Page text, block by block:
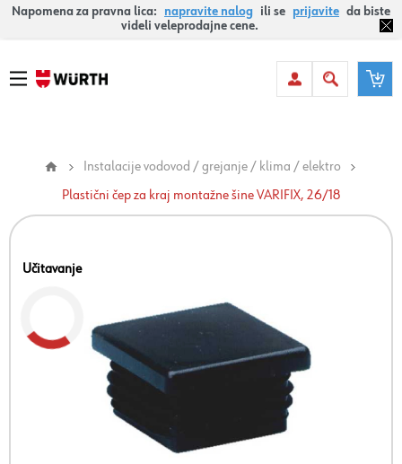
Napomena za pravna lica: napravite nalog ili se prijavite da biste
videli veleprodajne cene.
Instalacije vodovod / grejanje / klima / elektro
Plastični čep za kraj montažne šine VARIFIX, 26/18
Učitavanje